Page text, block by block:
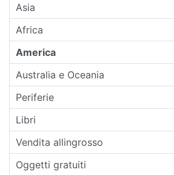
Asia
Africa
America
Australia e Oceania
Periferie
Libri
Vendita allingrosso
Oggetti gratuiti